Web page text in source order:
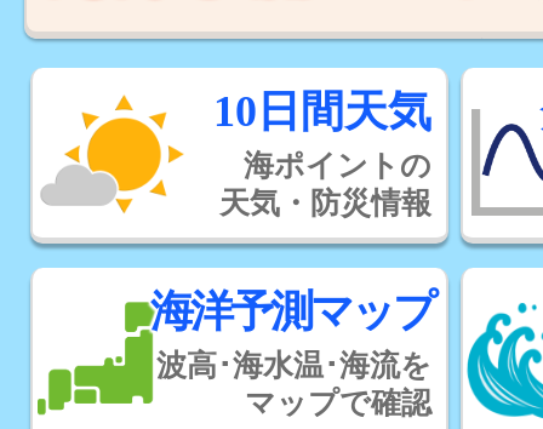
10日間天気
海ポイントの
天気・防災情報
海洋予測マップ
波高･海水温･海流を
マップで確認